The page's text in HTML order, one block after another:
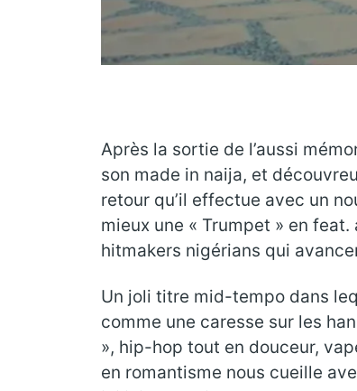
Après la sortie de l’aussi
son made in naija, et
retour qu’il effectue avec un
mieux une « Trumpet » en
hitmakers nigérians qui
Un joli titre mid-tempo dans
comme une caresse sur les
», hip-hop tout en douceur,
en romantisme nous cueille